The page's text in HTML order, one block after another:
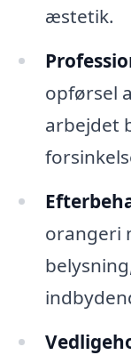
æstetik.
opførsel
arbejdet
orangeri